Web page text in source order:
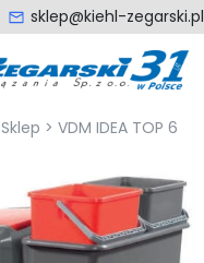
sklep@kiehl-zegarski.pl
Sklep > VDM IDEA TOP 6